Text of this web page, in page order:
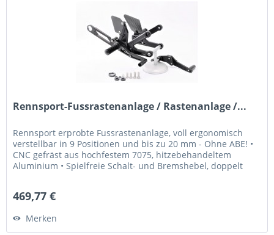
Rennsport-Fussrastenanlage / Rastenanlage /...
Rennsport erprobte Fussrastenanlage, voll ergonomisch
verstellbar in 9 Positionen und bis zu 20 mm - Ohne ABE! •
CNC gefräst aus hochfestem 7075, hitzebehandeltem
Aluminium • Spielfreie Schalt- und Bremshebel, doppelt
469,77 €
Merken